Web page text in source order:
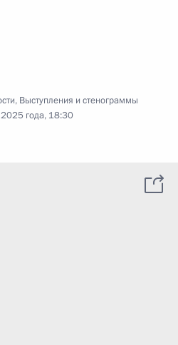
, Выступления и стенограммы
года, 18:30